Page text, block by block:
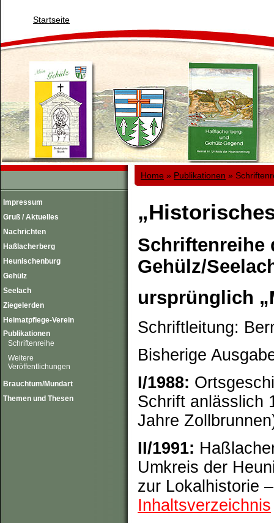
Startseite
Home » Publikationen »
Impressum
Gruß / Aktuelles
Nachrichten
Haßlacherberg
Heunischenburg
Gehülz
Seelach
Ziegelerden
Heimatpflege-Verein
Publikationen
Schriftenreihe
Weitere
Veröffentlichungen
Brauchtum/Mundart
Themen und Thesen
Schriftenreihe
Gehülz/
ursprünglich
Schriftleitung:
Bisherige
I/1988:
Schrift anlässlich
Jahre
II/1991:
Umkreis der
zur Lokalhistorie
Inhaltsverzeichnis